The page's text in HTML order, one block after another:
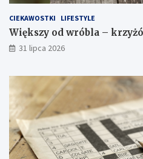
CIEKAWOSTKI LIFESTYLE
Większy od wróbla –
31 lipca 2026